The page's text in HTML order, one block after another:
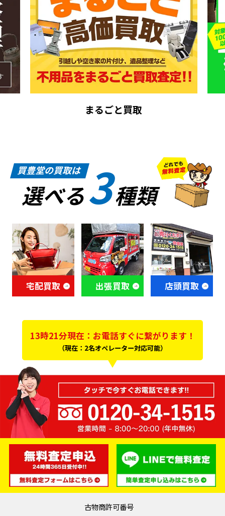
まるごと買取
買豊堂の買取は
選べる3種類
宅配買取 出張買取 店頭買取
13時21分現在：お電話すぐに繋がります！
（現在：2名オペレーター対応可能）
古物商許可番号